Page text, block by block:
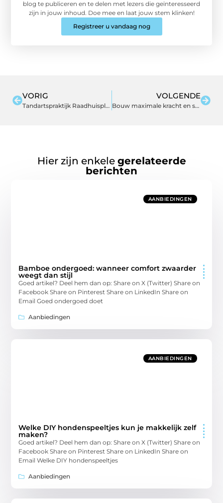
blog te publiceren en te delen met lezers die geïnteresseerd
zijn in jouw inhoud. Doe mee en laat jouw stem klinken!
Registreer u vandaag nog
VORIG
Tandartspraktijk Raadhuisplein: persoonlijke tandzorg in Hoofddorp
VOLGENDE
Bouw maximale kracht en stabiliteit met een power rack en squat machine
Hier zijn enkele gerelateerde
berichten
AANBIEDINGEN
Bamboe ondergoed: wanneer comfort zwaarder
weegt dan stijl
Goed artikel? Deel hem dan op: Share on X (Twitter) Share on
Facebook Share on Pinterest Share on LinkedIn Share on
Email Goed ondergoed doet
Aanbiedingen
AANBIEDINGEN
Welke DIY hondenspeeltjes kun je makkelijk zelf
maken?
Goed artikel? Deel hem dan op: Share on X (Twitter) Share on
Facebook Share on Pinterest Share on LinkedIn Share on
Email Welke DIY hondenspeeltjes
Aanbiedingen